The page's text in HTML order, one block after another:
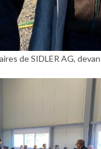
de SIDLER AG,